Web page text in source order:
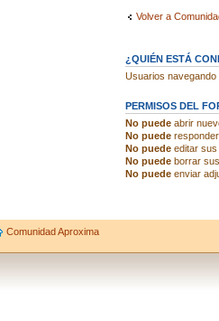
Volver a
¿QUIÉN ESTÁ
Usuarios
PERMISOS DEL
No puedeabrir
No puederesponder
No puedeeditar sus
No puedeborrar
No puedeenviar
Comunidad Aproxima